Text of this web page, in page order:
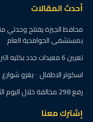
أحدث المقالات
محافظ الجيزة يفتتح وحدتي
بمستشفى الحوامدية العام
تعيين 6 معيدات جدد بكليه التربيه النوعيه بجامعه كفرالشيخ
اسكوتر الاطفال ٠ ٠يغزو شوارع ديروط
رفع 298 مخالفة خلال اليوم الثالث للحملات المكثفة بكفرالشيخ
إشترك معنا